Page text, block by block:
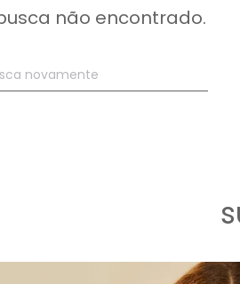
não encontrado.